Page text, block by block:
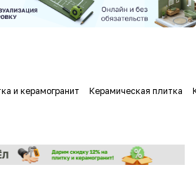
и керамогранит Керамическая плитка